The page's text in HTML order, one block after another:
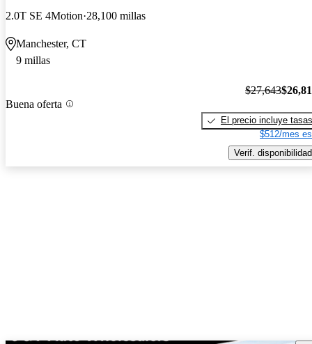
2.0T SE 4Motion 28,100 millas
Manchester, CT
9 millas
Buena oferta
$27,643
El precio incluye tasas
$512/mes
Verif. disponibilidad